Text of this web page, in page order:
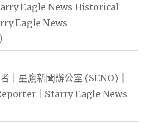
Eagle News Historical
Eagle News
｜星鷹新聞辦公室 (SENO)｜
｜Starry Eagle News